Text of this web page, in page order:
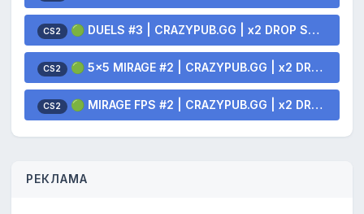
CS2 🟢 DUELS #3 | CRAZYPUB.GG | x2 DROP SKINS
CS2 🟢 5x5 MIRAGE #2 | CRAZYPUB.GG | x2 DROP SKINS
CS2 🟢 MIRAGE FPS #2 | CRAZYPUB.GG | x2 DROP SKINS
РЕКЛАМА